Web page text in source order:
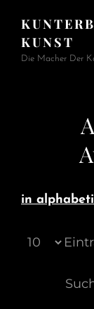
KUNST
Die Macher Der
in